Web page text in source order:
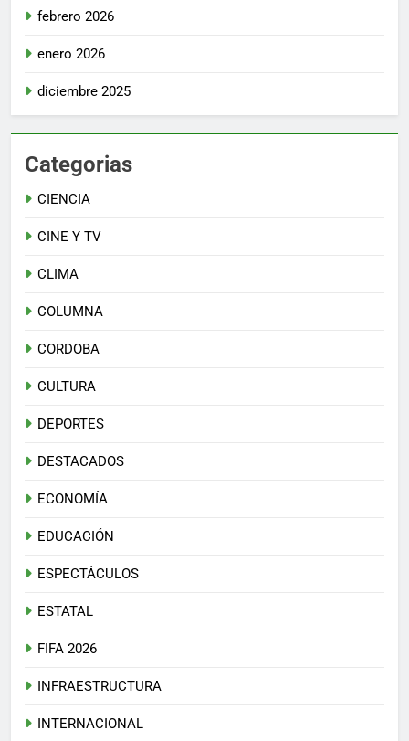
febrero 2026
enero 2026
diciembre 2025
Categorias
CIENCIA
CINE Y TV
CLIMA
COLUMNA
CORDOBA
CULTURA
DEPORTES
DESTACADOS
ECONOMÍA
EDUCACIÓN
ESPECTÁCULOS
ESTATAL
FIFA 2026
INFRAESTRUCTURA
INTERNACIONAL